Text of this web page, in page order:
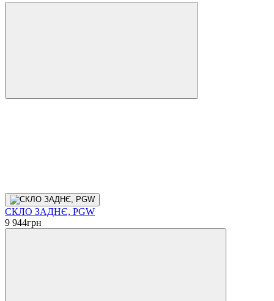
СКЛО ЗАДНЄ, PGW
9 944грн